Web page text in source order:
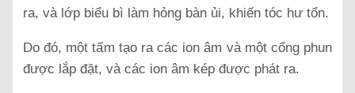
ra, và lớp biểu bì làm hỏng bàn ủi, khiến tóc hư tổn.
Do đó, một tấm tạo ra các ion âm và một cổng phun
được lắp đặt, và các ion âm kép được phát ra.